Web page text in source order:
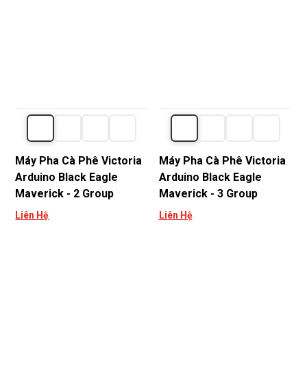
Máy Pha Cà Phê Victoria
Arduino Black Eagle
Maverick - 2 Group
Liên Hệ
Máy Pha Cà Phê Victoria
Arduino Black Eagle
Maverick - 3 Group
Liên Hệ